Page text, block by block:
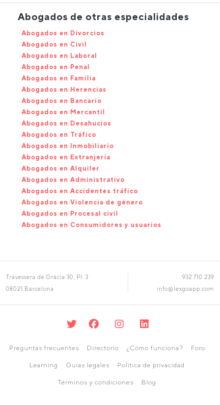
Abogados de otras especialidades
Abogados en Divorcios
Abogados en Civil
Abogados en Laboral
Abogados en Penal
Abogados en Familia
Abogados en Herencias
Abogados en Bancario
Abogados en Mercantil
Abogados en Desahucios
Abogados en Tráfico
Abogados en Inmobiliario
Abogados en Extranjería
Abogados en Alquiler
Abogados en Administrativo
Abogados en Accidentes tráfico
Abogados en Violencia de género
Abogados en Procesal civil
Abogados en Consumidores y usuarios
Travessera de Gràcia 30, Pl. 3
08021 Barcelona
932 710 239
info@lexgoapp.com
Preguntas frecuentes Directorio ¿Cómo funciona? Foro
Learning Guías legales Política de privacidad
Términos y condiciones Blog